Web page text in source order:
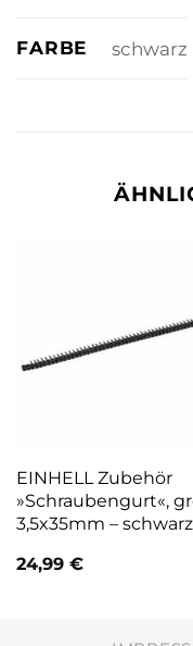
FARBE schwarz
EINHELL Zubehör
»Schraubengurt«,
3,5x35mm – schwarz
24,99 €